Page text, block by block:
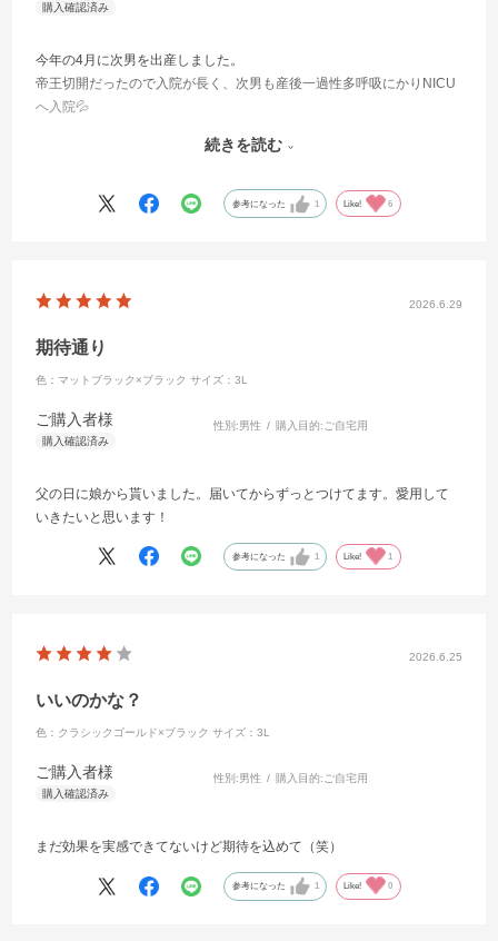
今年の4月に次男を出産しました。
帝王切開だったので入院が長く、次男も産後一過性多呼吸にかりNICU
へ入院💦
を全て一人でやってくれた。
もともと誕生日プレゼントコラントッテを購入して利用してて、首が
２児のパパになったことと、日々の頑張りを感謝として伝えようと思
すごく喜んでくれて、デザインもかっこよくてよく似合ってます！！
く過ごしたいなと思います✨️
いつも家事や育児にお仕事本当にお疲れ様！そしてありがとう！！を
伝えました😊
今のが古くなったらまた購入してプレゼントしたいと思います！
続きを読む
参考になった 1 Like! 6
2026.6.29
期待通り
色：マットブラック×ブラック サイズ：3L
ご購入者様 性別:男性 購入目的: ご自宅用
父の日に娘から貰いました。届いてからずっとつけてます。愛用して
いきたいと思います！
参考になった 1 Like! 1
2026.6.25
いいのかな？
色：クラシックゴールド×ブラック サイズ：3L
ご購入者様 性別:男性 購入目的: ご自宅用
まだ効果を実感できてないけど期待を込めて（笑）
参考になった 1 Like! 0